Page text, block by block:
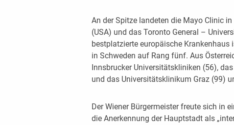
An der Spitze landeten die Mayo Clinic
(USA) und das Toronto General –
bestplatzierte europäische
in Schweden auf Rang fünf. Aus
Innsbrucker Universitätskliniken (56),
und das Universitätsklinikum Graz (99)
Der Wiener Bürgermeister freute sich in
die Anerkennung der Hauptstadt als